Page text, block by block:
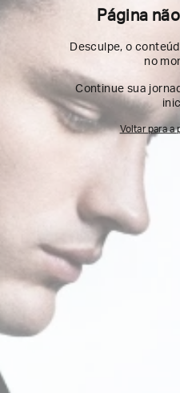
Página
Desculpe, o
no
Continue sua
Voltar para a